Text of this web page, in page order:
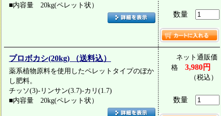
■内容量 20kg(ペレット状）
数量
プロボカシ(20kg) （送料込）
薬系植物原料を使用したペレットタイプのぼか
し肥料。
チッソ(3)-リンサン(3.7)-カリ(1.7)
■内容量 20kg(ペレット状）
ネット通販価
格 3,980円
（税込）
数量